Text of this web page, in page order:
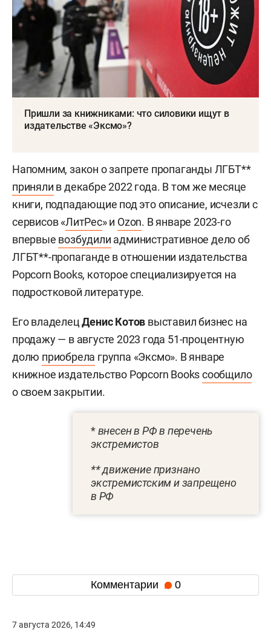
Пришли за книжниками: что силовики ищут в
издательстве «Эксмо»?
Напомним, закон о запрете пропаганды ЛГБТ**
приняли в декабре 2022 года. В том же месяце
книги, подпадающие под это описание, исчезли с
сервисов «ЛитРес» и Ozon. В январе 2023-го
впервые возбудили административное дело об
ЛГБТ**-пропаганде в отношении издательства
Popcorn Books, которое специализируется на
подростковой литературе.
Его владелецДенис Котов выставил бизнес на
продажу — в августе 2023 года 51-процентную
долю приобрела группа «Эксмо». В январе
книжное издательство Popcorn Booksсообщило
о своем закрытии.
*внесен в РФ в перечень
экстремистов
** движение признано
экстремистским и запрещено
в РФ
Комментарии 0
7 августа 2026, 14:49